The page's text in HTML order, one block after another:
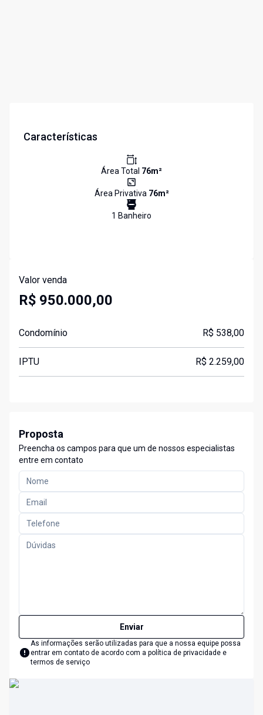
Características
Área Total 76m²
Área Privativa 76m²
1 Banheiro
Valor venda
R$ 950.000,00
Condomínio R$ 538,00
IPTU R$ 2.259,00
Proposta
Preencha os campos para que um de nossos especialistas
entre em contato
Enviar
As informações serão utilizadas para que a nossa equipe possa
entrar em contato de acordo com a política de privacidade e
termos de serviço